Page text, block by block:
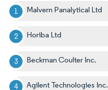
Malvern Panalytical Ltd
Horiba Ltd
Beckman Coulter Inc.
Agilent Technologies Inc.